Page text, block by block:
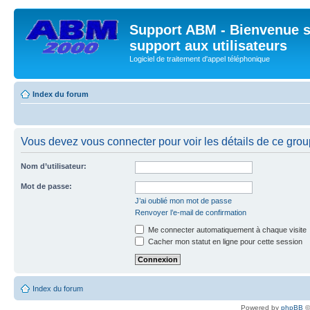
Support ABM - Bienvenue
support aux utilisateurs
Logiciel de traitement d'appel téléphonique
Index du forum
Vous devez vous connecter pour voir les détails de ce
Nom d’utilisateur:
Mot de passe:
J’ai oublié mon mot de passe
Renvoyer l’e-mail de confirmation
Me connecter automatiquement à chaque visite
Cacher mon statut en ligne pour cette session
Index du forum
Powered by phpBB